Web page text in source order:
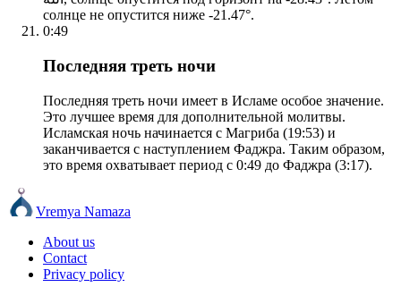
солнце не опустится ниже -21.47°.
0:49
Последняя треть ночи
Последняя треть ночи имеет в Исламе особое значение.
Это лучшее время для дополнительной молитвы.
Исламская ночь начинается с Магриба (19:53) и
заканчивается с наступлением Фаджра. Таким образом,
это время охватывает период с 0:49 до Фаджра (3:17).
Vremya Namaza
About us
Contact
Privacy policy